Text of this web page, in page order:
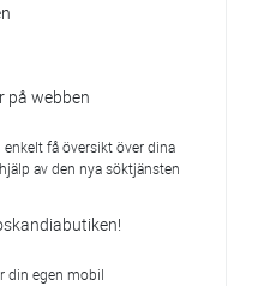
på webben
få översikt över dina
av den nya söktjänsten
din egen mobil